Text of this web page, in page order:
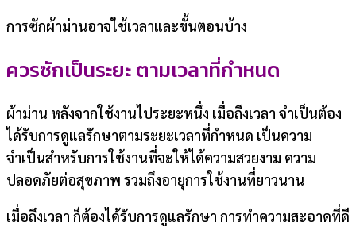
การซักผ้าม่านอาจใช้เวลาและขั้นตอนบ้าง
ควรซักเป็นระยะ ตามเวลาที่กำหนด
ผ้าม่าน หลังจากใช้งานไประยะหนึ่ง เมื่อถึงเวลา จำเป็นต้อง
ได้รับการดูแลรักษาตามระยะเวลาที่กำหนด เป็นความ
จำเป็นสำหรับการใช้งานที่จะให้ได้ความสวยงาม ความ
ปลอดภัยต่อสุขภาพ รวมถึงอายุการใช้งานที่ยาวนาน
เมื่อถึงเวลา ก็ต้องได้รับการดูแลรักษา การทำความสะอาดที่ดี